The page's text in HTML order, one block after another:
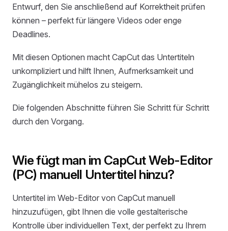
Entwurf, den Sie anschließend auf Korrektheit prüfen
können – perfekt für längere Videos oder enge
Deadlines.
Mit diesen Optionen macht CapCut das Untertiteln
unkompliziert und hilft Ihnen, Aufmerksamkeit und
Zugänglichkeit mühelos zu steigern.
Die folgenden Abschnitte führen Sie Schritt für Schritt
durch den Vorgang.
Wie fügt man im CapCut Web-Editor
(PC) manuell Untertitel hinzu?
Untertitel im Web-Editor von CapCut manuell
hinzuzufügen, gibt Ihnen die volle gestalterische
Kontrolle über individuellen Text, der perfekt zu Ihrem